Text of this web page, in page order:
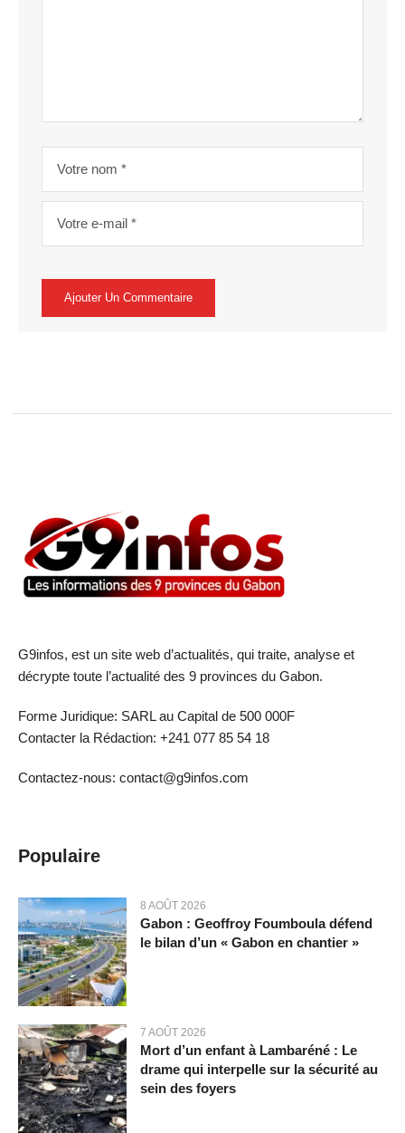
G9infos, est un site web d’actualités, qui traite, analyse et
décrypte toute l’actualité des 9 provinces du Gabon.
Forme Juridique: SARL au Capital de 500 000F
Contacter la Rédaction: +241 077 85 54 18
Contactez-nous: contact@g9infos.com
Populaire
8 AOÛT 2026
Gabon : Geoffroy Foumboula défend
le bilan d’un « Gabon en chantier »
7 AOÛT 2026
Mort d’un enfant à Lambaréné : Le
drame qui interpelle sur la sécurité au
sein des foyers